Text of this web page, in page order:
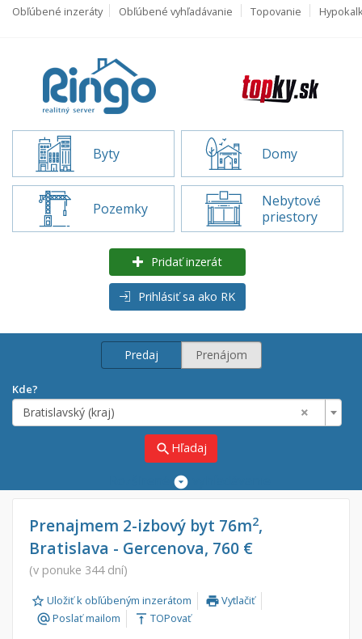
Obľúbené inzeráty Obľúbené vyhľadávanie Topovanie
Byty Domy
Pozemky
Nebytové
priestory
Pridať inzerát
Prihlásiť sa ako RK
Predaj Prenájom
Kde?
×
Bratislavský (kraj)
search Hľadaj
Predaj
Prenájom
Od:
Do:
Prenajmem 2-izbový byt 76m2,
Bratislava - Gercenova, 760 €
(v ponuke 344 dní)
Uložiť k obľúbeným inzerátom printVytlačiť
alternate_emailPoslať mailom vertical_align_top TOPovať